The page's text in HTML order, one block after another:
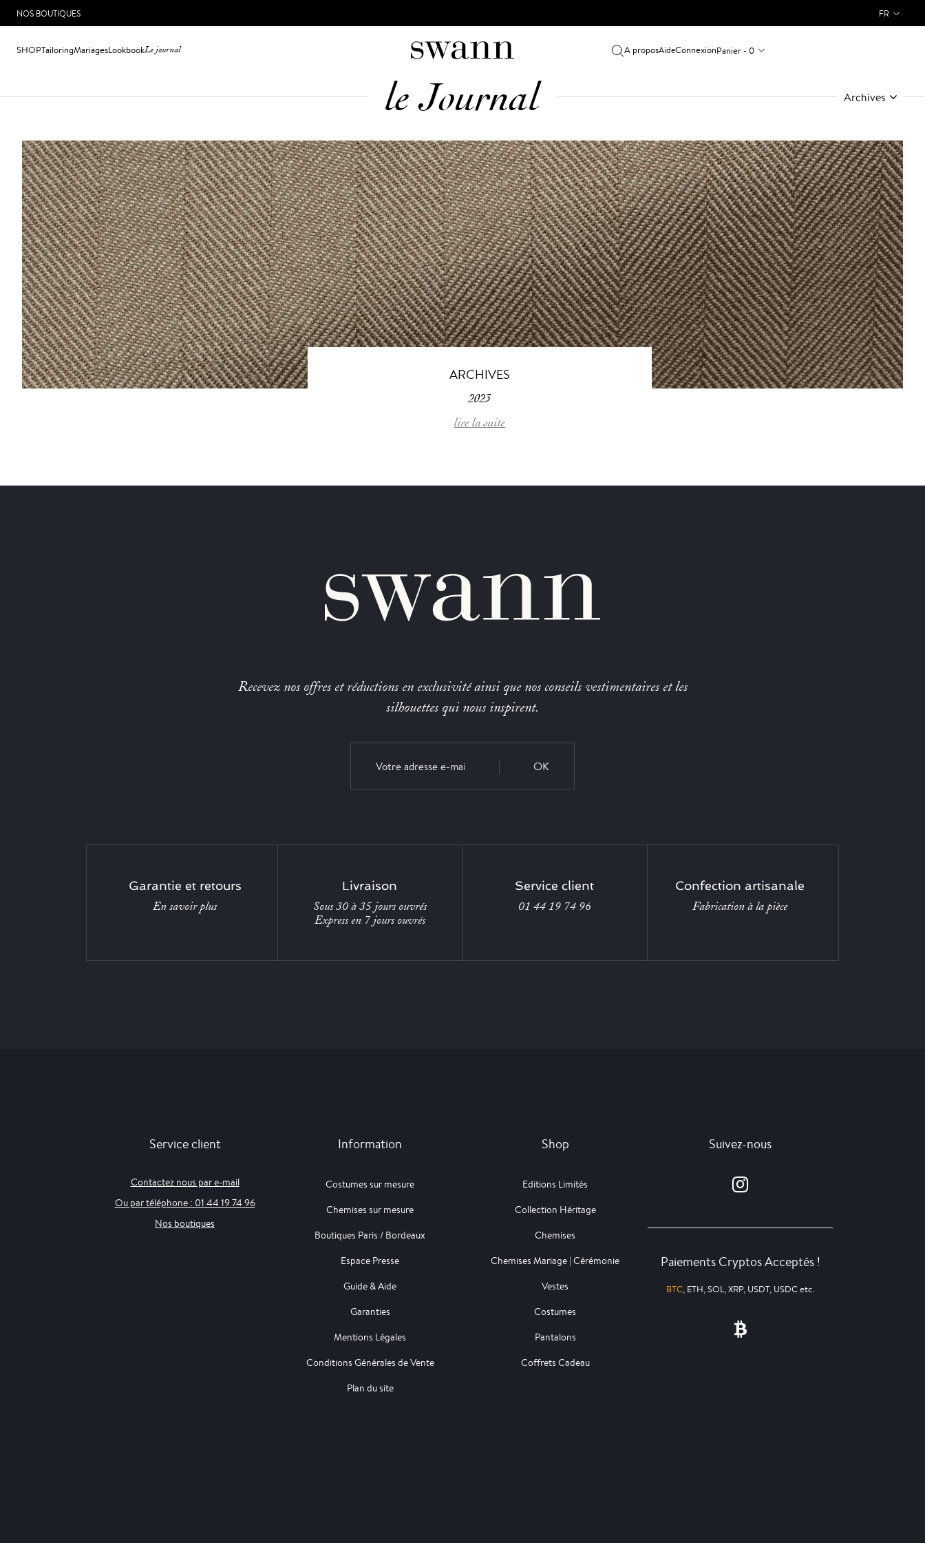
NOS BOUTIQUES FR
SHOPTailoringMariagesLookbookLe journal A proposAideConnexionPanier - 0
le Journal Archives
ARCHIVES
2023
lire la suite
Recevez nos offres et réductions en exclusivité ainsi que nos conseils vestimentaires et les
silhouettes qui nous inspirent.
OK
Garantie et retours
En savoir plus
Livraison
Sous 30 à 35 jours ouvrés
Express en 7 jours ouvrés
Service client
01 44 19 74 96
Confection artisanale
Fabrication à la pièce
Service client
Contactez nous par e-mail
Ou par téléphone : 01 44 19 74 96
Nos boutiques
Information
Costumes sur mesure
Chemises sur mesure
Boutiques Paris / Bordeaux
Espace Presse
Guide & Aide
Garanties
Mentions Légales
Conditions Générales de Vente
Plan du site
Shop
Editions Limités
Collection Héritage
Chemises
Chemises Mariage | Cérémonie
Vestes
Costumes
Pantalons
Coffrets Cadeau
Suivez-nous
Paiements Cryptos Acceptés !
BTC, ETH, SOL, XRP, USDT, USDC etc.